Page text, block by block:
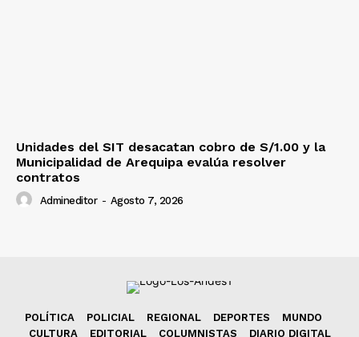
Unidades del SIT desacatan cobro de S/1.00 y la
Municipalidad de Arequipa evalúa resolver
contratos
Admineditor - Agosto 7, 2026
POLÍTICA POLICIAL REGIONAL DEPORTES
MUNDO
CULTURA
EDITORIAL COLUMNISTAS DIARIO DIGITAL